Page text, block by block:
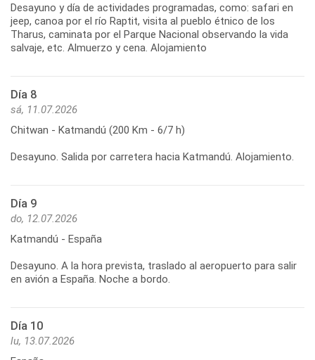
Desayuno y día de actividades programadas, como: safari en
jeep, canoa por el río Raptit, visita al pueblo étnico de los
Tharus, caminata por el Parque Nacional observando la vida
salvaje, etc. Almuerzo y cena. Alojamiento
Día 8
sá, 11.07.2026
Chitwan - Katmandú (200 Km - 6/7 h)
Desayuno. Salida por carretera hacia Katmandú. Alojamiento.
Día 9
do, 12.07.2026
Katmandú - España
Desayuno. A la hora prevista, traslado al aeropuerto para salir
en avión a España. Noche a bordo.
Día 10
lu, 13.07.2026